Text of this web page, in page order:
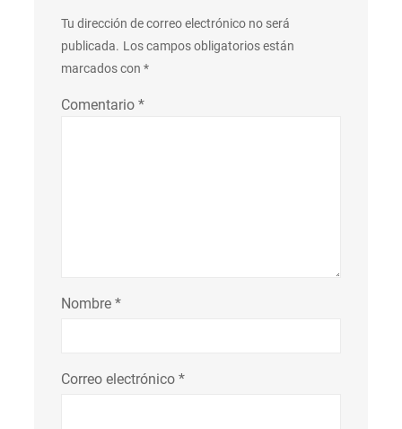
Tu dirección de correo electrónico no será
publicada. Los campos obligatorios están
marcados con *
Comentario *
Nombre *
Correo electrónico *